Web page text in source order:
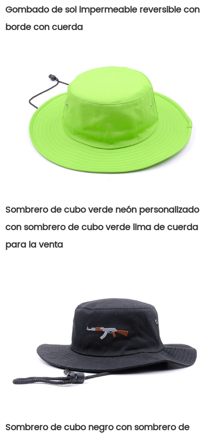
Gombado de sol impermeable reversible con
borde con cuerda
Sombrero de cubo verde neón personalizado
con sombrero de cubo verde lima de cuerda
para la venta
Sombrero de cubo negro con sombrero de